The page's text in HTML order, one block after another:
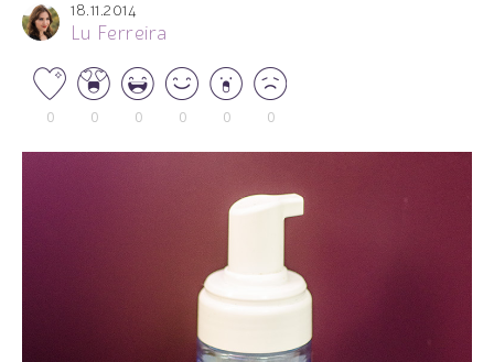
18.11.2014
Lu Ferreira
0 0 0 0 0 0